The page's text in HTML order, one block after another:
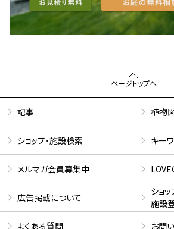
ページトップへ
記事 植物
ショップ・施設検索 キー
メルマガ会員募集中
広告掲載について
ショッ
施設
よくある質問
お問